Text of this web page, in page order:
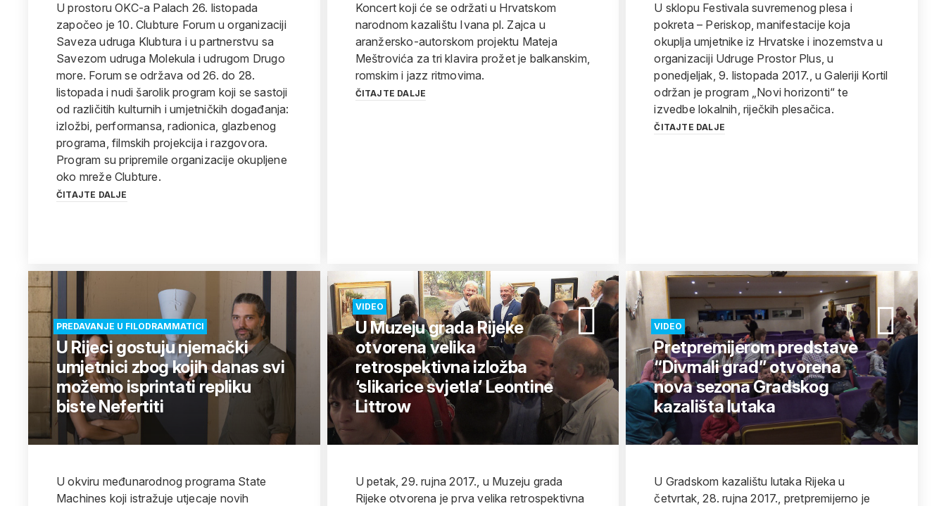
U prostoru OKC-a Palach 26. listopada
započeo je 10. Clubture Forum u organizaciji
Saveza udruga Klubtura i u partnerstvu sa
Savezom udruga Molekula i udrugom Drugo
more. Forum se održava od 26. do 28.
listopada i nudi šarolik program koji se sastoji
od različitih kulturnih i umjetničkih događanja:
izložbi, performansa, radionica, glazbenog
programa, filmskih projekcija i razgovora.
Program su pripremile organizacije okupljene
oko mreže Clubture.
ČITAJTE DALJE
Koncert koji će se održati u Hrvatskom
narodnom kazalištu Ivana pl. Zajca u
aranžersko-autorskom projektu Mateja
Meštrovića za tri klavira prožet je balkanskim,
romskim i jazz ritmovima.
ČITAJTE DALJE
U sklopu Festivala suvremenog plesa i
pokreta – Periskop, manifestacije koja
okuplja umjetnike iz Hrvatske i inozemstva u
organizaciji Udruge Prostor Plus, u
ponedjeljak, 9. listopada 2017., u Galeriji Kortil
održan je program „Novi horizonti“ te
izvedbe lokalnih, riječkih plesačica.
ČITAJTE DALJE
PREDAVANJE U FILODRAMMATICI
U Rijeci gostuju njemački
umjetnici zbog kojih danas svi
možemo isprintati repliku
biste Nefertiti
U okviru međunarodnog programa State
Machines koji istražuje utjecaje novih
VIDEO
U Muzeju grada Rijeke
otvorena velika
retrospektivna izložba
‘slikarice svjetla’ Leontine
Littrow
U petak, 29. rujna 2017., u Muzeju grada
Rijeke otvorena je prva velika retrospektivna
VIDEO
Pretpremijerom predstave
“Divmali grad” otvorena
nova sezona Gradskog
kazališta lutaka
U Gradskom kazalištu lutaka Rijeka u
četvrtak, 28. rujna 2017., pretpremijerno je